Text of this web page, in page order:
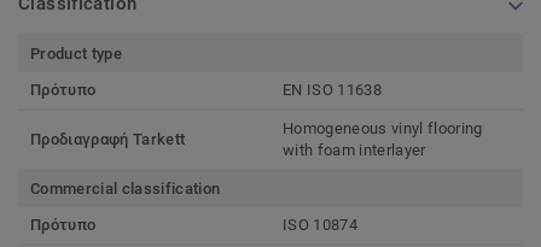
Product type
Πρότυπο
EN ISO 11638
Προδιαγραφή Tarkett
Homogeneous vinyl flooring
with foam interlayer
Commercial classification
Πρότυπο
ISO 10874